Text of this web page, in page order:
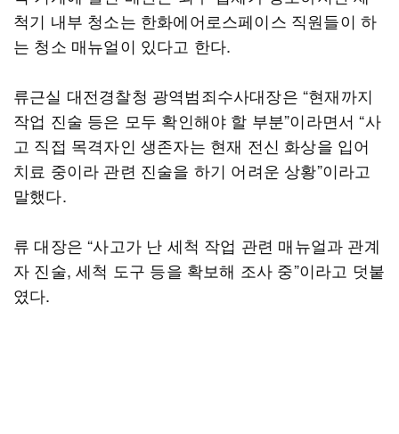
척기 내부 청소는 한화에어로스페이스 직원들이 하
는 청소 매뉴얼이 있다고 한다.
류근실 대전경찰청 광역범죄수사대장은 “현재까지
작업 진술 등은 모두 확인해야 할 부분”이라면서 “사
고 직접 목격자인 생존자는 현재 전신 화상을 입어
치료 중이라 관련 진술을 하기 어려운 상황”이라고
말했다.
류 대장은 “사고가 난 세척 작업 관련 매뉴얼과 관계
자 진술, 세척 도구 등을 확보해 조사 중”이라고 덧붙
였다.